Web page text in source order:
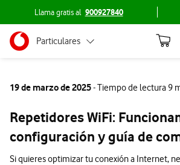
Llama gratis al 900927840
Ir a la pagina principal de vodafone.es
Menu navegación Segmento
Particulares
Grandes empresas
y AA.PP.
19 de marzo de 2025- Tiempo de lectura 9
Repetidores WiFi:
configuración y guía de
Si quieres optimizar tu conexión a Internet,